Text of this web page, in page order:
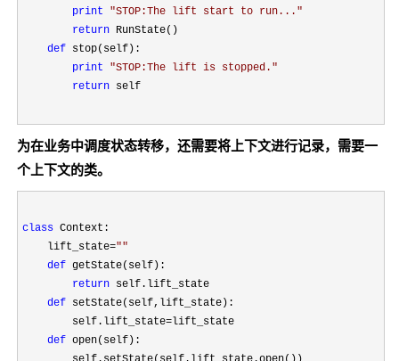
print
"STOP:The lift start to run... "
return RunState()
def stop(self):
print
"STOP:The lift is stopped. "
return self
为在业务中调度状态转移，还需要将上下文进行记录，需要一
个上下文的类。
class Context:
    lift_state
=""
def getState(self):
return self.lift_state
def setState(self,lift_state):
        self.lift_state
=lift_state
def open(self):